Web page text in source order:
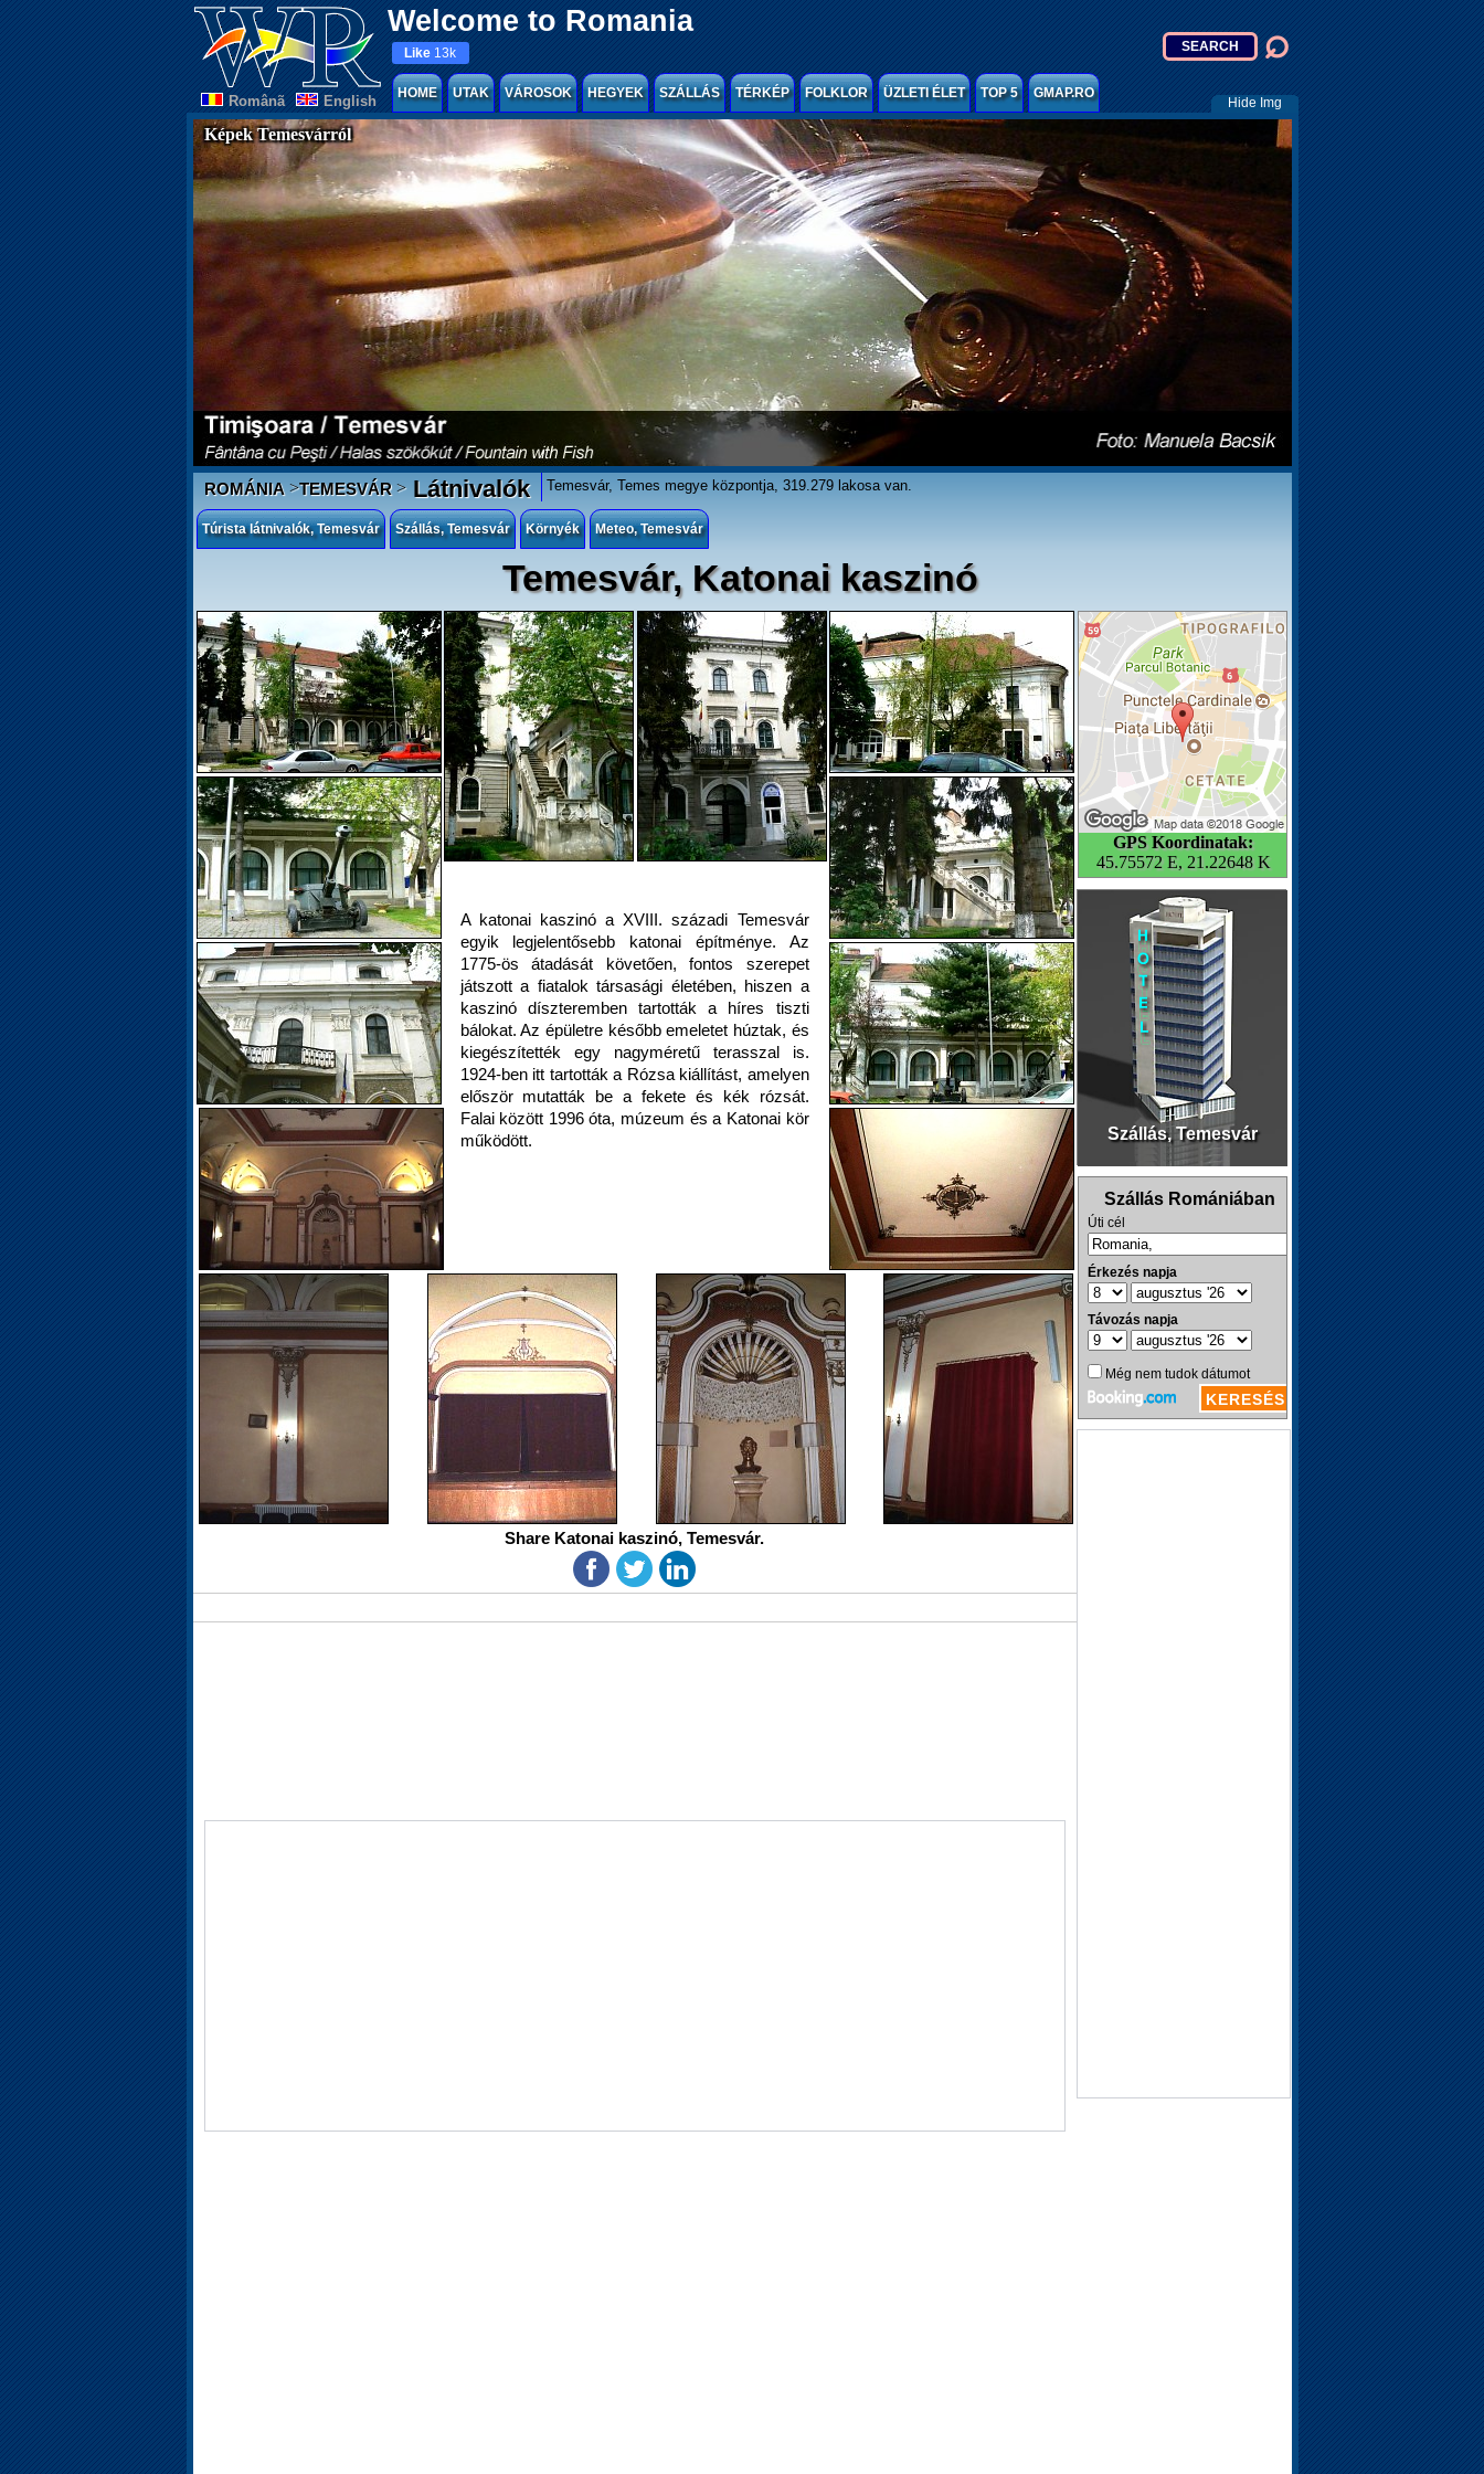
Welcome to Romania
Românã English
Like 13k
HOME UTAK VÁROSOK HEGYEK SZÁLLÁS TÉRKÉP FOLKLOR ÜZLETI ÉLET TOP 5 GMAP.RO
Hide Img
Képek Temesvárról
ROMÁNIA>TEMESVÁR>Látnivalók Temesvár, Temes megye központja, 319.279 lakosa van.
Túrista látnivalók, Temesvár Szállás, Temesvár Környék Meteo, Temesvár
Temesvár, Katonai kaszinó
GPS Koordinatak:
45.75572 E, 21.22648 K
A katonai kaszinó a XVIII. századi Temesvár
egyik legjelentősebb katonai építménye. Az
1775-ös átadását követően, fontos szerepet
játszott a fiatalok társasági életében, hiszen a
kaszinó díszteremben tartották a híres tiszti
bálokat. Az épületre később emeletet húztak, és
kiegészítették egy nagyméretű terasszal is.
1924-ben itt tartották a Rózsa kiállítást, amelyen
először mutatták be a fekete és kék rózsát.
Falai között 1996 óta, múzeum és a Katonai kör
működött.
Szállás, Temesvár
Share Katonai kaszinó, Temesvár.